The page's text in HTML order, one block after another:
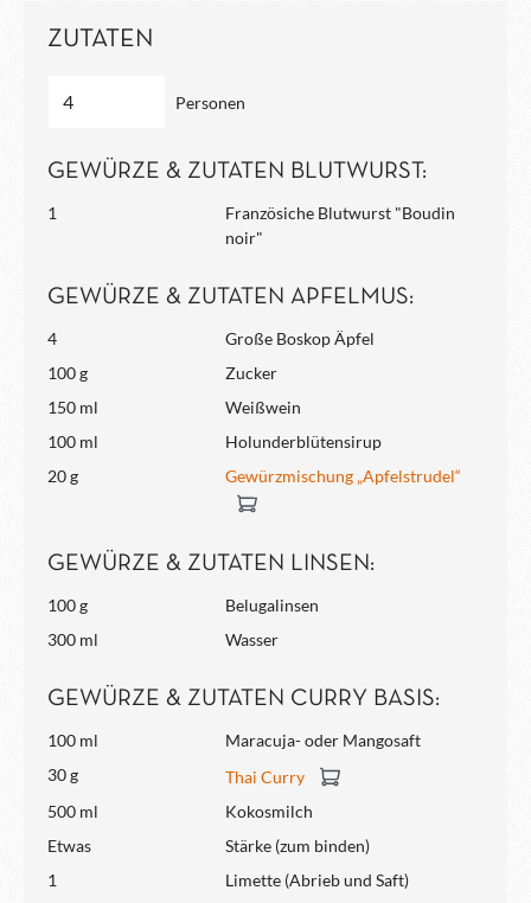
ZUTATEN
Personen
GEWÜRZE & ZUTATEN BLUTWURST:
1
Französiche Blutwurst "Boudin
noir"
GEWÜRZE & ZUTATEN APFELMUS:
4
Große Boskop Äpfel
100 g
Zucker
150 ml
Weißwein
100 ml
Holunderblütensirup
20 g
Gewürzmischung „Apfelstrudel“
GEWÜRZE & ZUTATEN LINSEN:
100 g
Belugalinsen
300 ml
Wasser
GEWÜRZE & ZUTATEN CURRY BASIS:
100 ml
Maracuja- oder Mangosaft
30 g
Thai Curry
500 ml
Kokosmilch
Etwas
Stärke (zum binden)
1
Limette (Abrieb und Saft)